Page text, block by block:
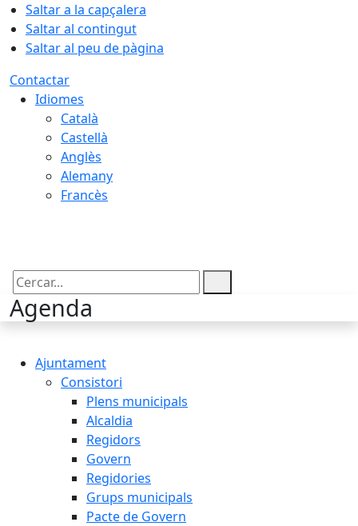
Saltar a la capçalera
Saltar al contingut
Saltar al peu de pàgina
Contactar
Idiomes
Català
Castellà
Anglès
Alemany
Francès
Cercar:
Agenda
Ajuntament
Consistori
Plens municipals
Alcaldia
Regidors
Govern
Regidories
Grups municipals
Pacte de Govern